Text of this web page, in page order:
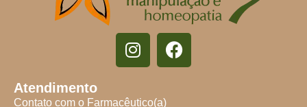
Atendimento
Contato com o Farmacêutico(a)